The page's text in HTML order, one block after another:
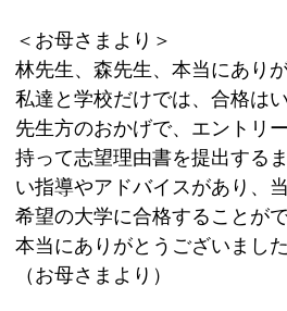
＜お母さまより＞
林先生、森先生、本当にあり
私達と学校だけでは、合格は
先生方のおかげで、エントリ
持って志望理由書を提出する
い指導やアドバイスがあり、
希望の大学に合格することが
本当にありがとうございました
（お母さまより）